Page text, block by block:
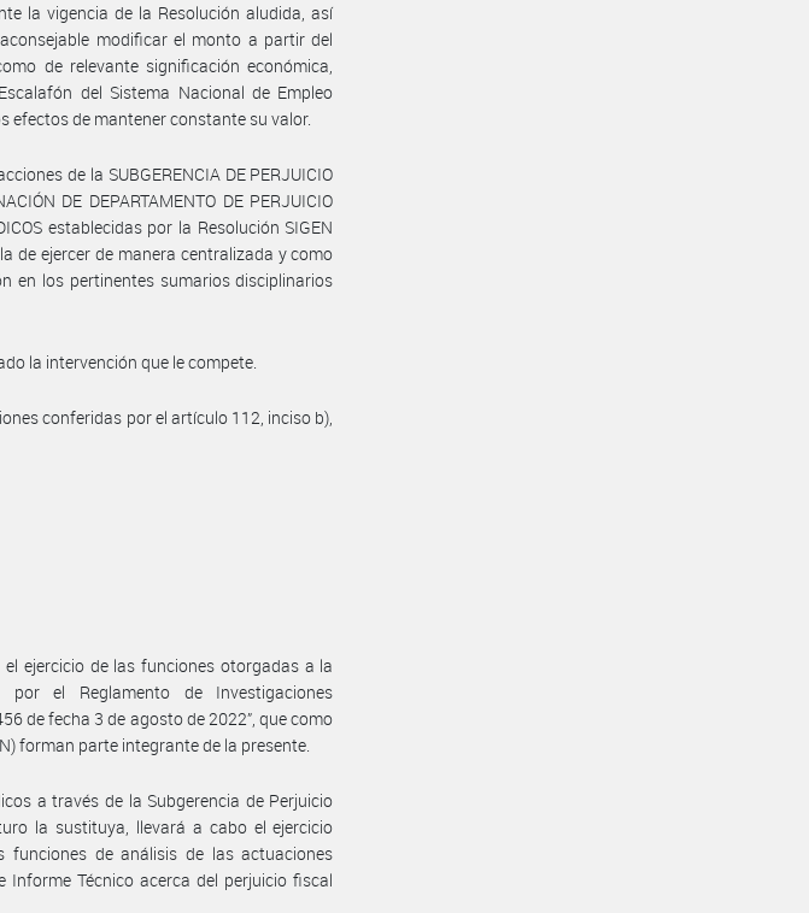
la vigencia de la Resolución aludida, así
modificar el monto a partir del
de relevante significación económica,
del Sistema Nacional de Empleo
efectos de mantener constante su valor.
de la SUBGERENCIA DE PERJUICIO
DE DEPARTAMENTO DE PERJUICIO
establecidas por la Resolución SIGEN
de ejercer de manera centralizada y como
en los pertinentes sumarios disciplinarios
la intervención que le compete.
conferidas por el artículo 112, inciso b),
el ejercicio de las funciones otorgadas a la
por el Reglamento de Investigaciones
de fecha 3 de agosto de 2022”, que como
forman parte integrante de la presente.
a través de la Subgerencia de Perjuicio
la sustituya, llevará a cabo el ejercicio
de análisis de las actuaciones
Técnico acerca del perjuicio fiscal